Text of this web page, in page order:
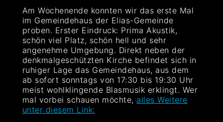
Am Wochenende konnten wir das erste Mal
im Gemeindehaus der Elias-Gemeinde
proben. Erster Eindruck: Prima Akustik,
schön viel Platz, schön hell und sehr
angenehme Umgebung. Direkt neben der
denkmalgeschützten Kirche befindet sich in
ruhiger Lage das Gemeindehaus, aus dem
ab sofort sonntags von 17:30 bis 19:30 Uhr
meist wohlklingende Blasmusik erklingt. Wer
mal vorbei schauen möchte, alles Weitere
unter diesem Link: